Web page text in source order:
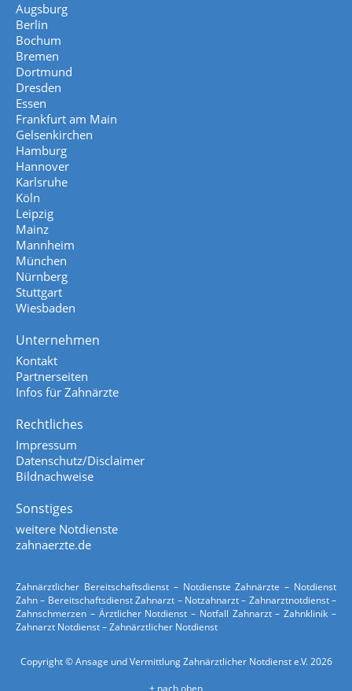
Augsburg
Berlin
Bochum
Bremen
Dortmund
Dresden
Essen
Frankfurt am Main
Gelsenkirchen
Hamburg
Hannover
Karlsruhe
Köln
Leipzig
Mainz
Mannheim
München
Nürnberg
Stuttgart
Wiesbaden
Unternehmen
Kontakt
Partnerseiten
Infos für Zahnärzte
Rechtliches
Impressum
Datenschutz/Disclaimer
Bildnachweise
Sonstiges
weitere Notdienste
zahnaerzte.de
Zahnärztlicher Bereitschaftsdienst – Notdienste Zahnärzte – Notdienst
Zahn – Bereitschaftsdienst Zahnarzt – Notzahnarzt – Zahnarztnotdienst –
Zahnschmerzen – Ärztlicher Notdienst – Notfall Zahnarzt – Zahnklinik –
Zahnarzt Notdienst – Zahnärztlicher Notdienst
Copyright © Ansage und Vermittlung Zahnärztlicher Notdienst e.V. 2026
+ nach oben